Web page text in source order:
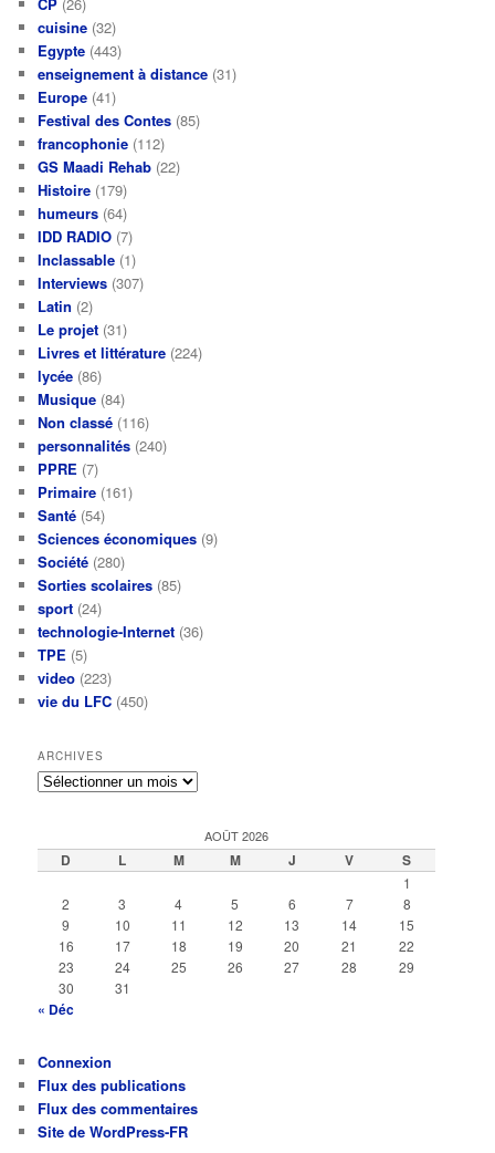
cuisine (32)
Egypte (443)
enseignement à distance (31)
Europe (41)
Festival des Contes (85)
francophonie (112)
GS Maadi Rehab (22)
Histoire (179)
humeurs (64)
IDD RADIO (7)
Inclassable (1)
Interviews (307)
Latin (2)
Le projet (31)
Livres et littérature (224)
lycée (86)
Musique (84)
Non classé (116)
personnalités (240)
PPRE (7)
Primaire (161)
Santé (54)
Sciences économiques (9)
Société (280)
Sorties scolaires (85)
sport (24)
technologie-Internet (36)
TPE (5)
video (223)
vie du LFC (450)
ARCHIVES
Archives
AOÛT 2026
D L M M J V S
1
2
3 4 5 6 7
8
9
10 11 12 13 14
15
16
17 18 19 20 21
22
23
24 25 26 27 28
29
30
31
« Déc
Connexion
Flux des publications
Flux des commentaires
Site de WordPress-FR